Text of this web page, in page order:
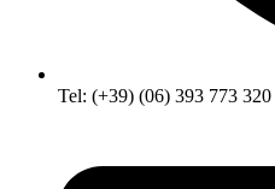
Tel: (+39) (06) 393 773 320